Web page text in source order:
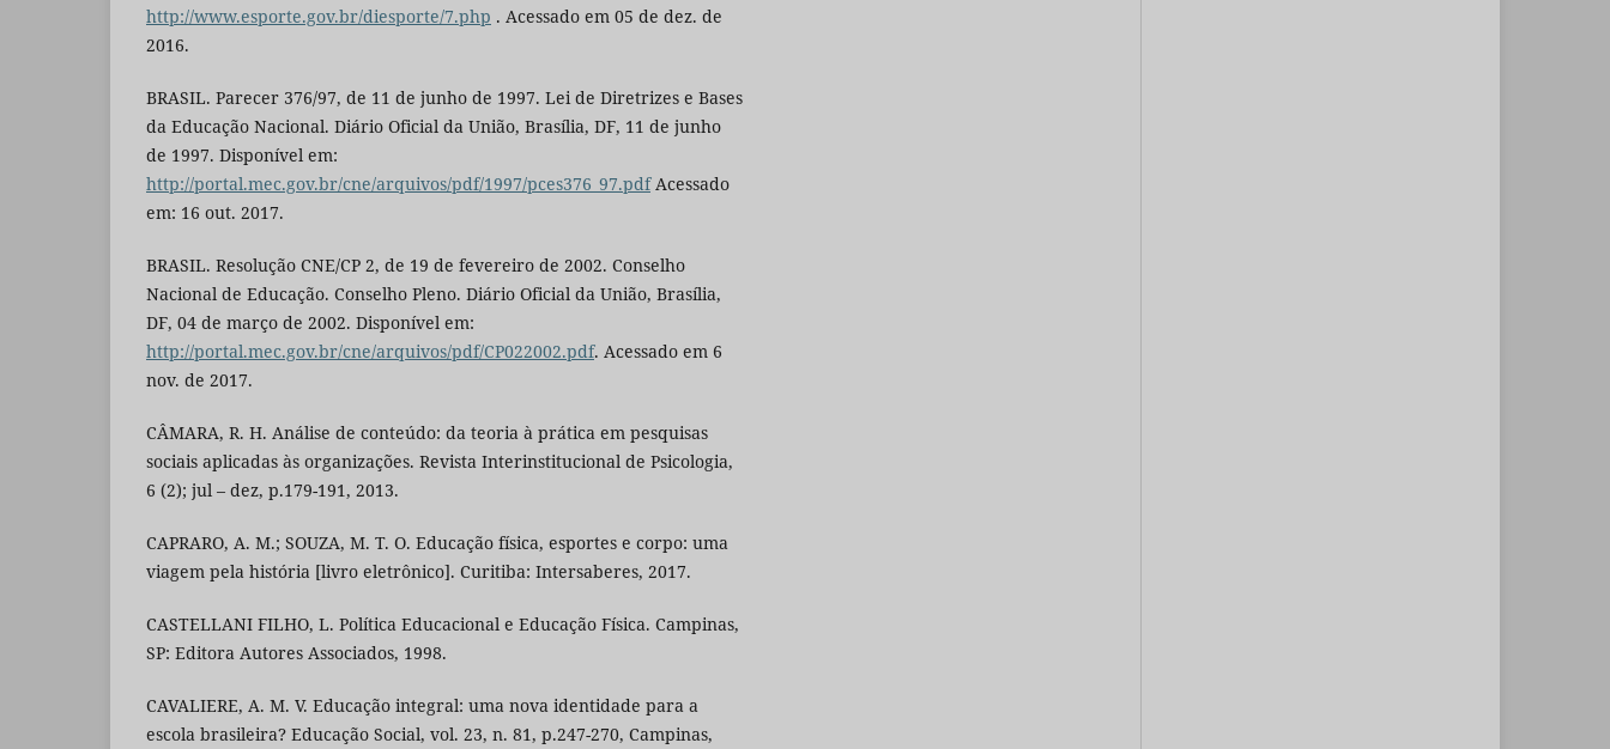
http://www.esporte.gov.br/diesporte/7.php . Acessado em 05 de dez. de
2016.
BRASIL. Parecer 376/97, de 11 de junho de 1997. Lei de Diretrizes e Bases
da Educação Nacional. Diário Oficial da União, Brasília, DF, 11 de junho
de 1997. Disponível em:
http://portal.mec.gov.br/cne/arquivos/pdf/1997/pces376_97.pdfAcessado
em: 16 out. 2017.
BRASIL. Resolução CNE/CP 2, de 19 de fevereiro de 2002. Conselho
Nacional de Educação. Conselho Pleno. Diário Oficial da União, Brasília,
DF, 04 de março de 2002. Disponível em:
http://portal.mec.gov.br/cne/arquivos/pdf/CP022002.pdf. Acessado em 6
nov. de 2017.
CÂMARA, R. H. Análise de conteúdo: da teoria à prática em pesquisas
sociais aplicadas às organizações. Revista Interinstitucional de Psicologia,
6 (2); jul – dez, p.179-191, 2013.
CAPRARO, A. M.; SOUZA, M. T. O. Educação física, esportes e corpo: uma
viagem pela história [livro eletrônico]. Curitiba: Intersaberes, 2017.
CASTELLANI FILHO, L. Política Educacional e Educação Física. Campinas,
SP: Editora Autores Associados, 1998.
CAVALIERE, A. M. V. Educação integral: uma nova identidade para a
escola brasileira? Educação Social, vol. 23, n. 81, p.247-270, Campinas,